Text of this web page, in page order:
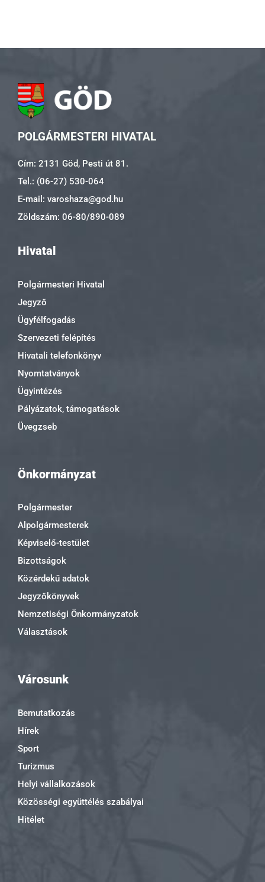
POLGÁRMESTERI HIVATAL
Cím: 2131 Göd, Pesti út 81.
Tel.: (06-27) 530-064
E-mail: varoshaza@god.hu
Zöldszám: 06-80/890-089
Hivatal
Polgármesteri Hivatal
Jegyző
Ügyfélfogadás
Szervezeti felépítés
Hivatali telefonkönyv
Nyomtatványok
Ügyintézés
Pályázatok, támogatások
Üvegzseb
Önkormányzat
Polgármester
Alpolgármesterek
Képviselő-testület
Bizottságok
Közérdekű adatok
Jegyzőkönyvek
Nemzetiségi Önkormányzatok
Választások
Városunk
Bemutatkozás
Hírek
Sport
Turizmus
Helyi vállalkozások
Közösségi együttélés szabályai
Hitélet